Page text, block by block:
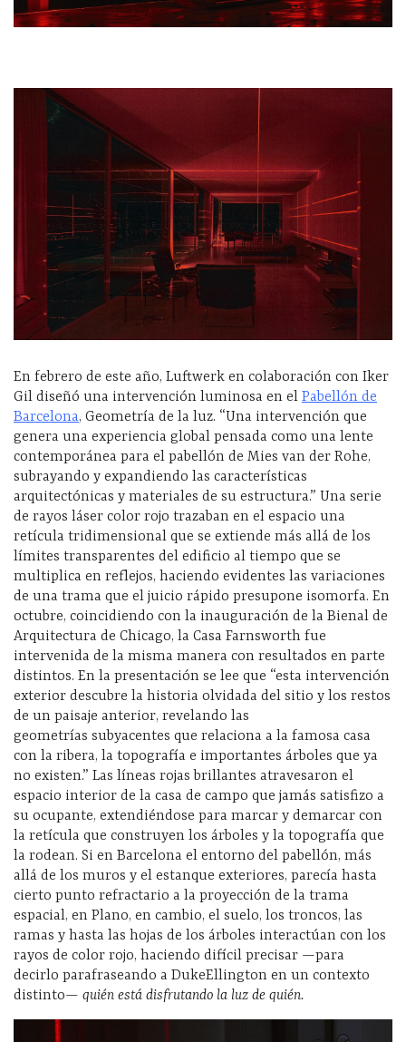
En febrero de este año, Luftwerk en colaboración con Iker
Gil diseñó una intervención luminosa en el Pabellón de
Barcelona, Geometría de la luz. “Una intervención que
genera una experiencia global pensada como una lente
contemporánea para el pabellón de Mies van der Rohe,
subrayando y expandiendo las características
arquitectónicas y materiales de su estructura.” Una serie
de rayos láser color rojo trazaban en el espacio una
retícula tridimensional que se extiende más allá de los
límites transparentes del edificio al tiempo que se
multiplica en reflejos, haciendo evidentes las variaciones
de una trama que el juicio rápido presupone isomorfa. En
octubre, coincidiendo con la inauguración de la Bienal de
Arquitectura de Chicago, la Casa Farnsworth fue
intervenida de la misma manera con resultados en parte
distintos. En la presentación se lee que “esta intervención
exterior descubre la historia olvidada del sitio y los restos
de un paisaje anterior, revelando las
geometrías subyacentes que relaciona a la famosa casa
con la ribera, la topografía e importantes árboles que ya
no existen.” Las líneas rojas brillantes atravesaron el
espacio interior de la casa de campo que jamás satisfizo a
su ocupante, extendiéndose para marcar y demarcar con
la retícula que construyen los árboles y la topografía que
la rodean. Si en Barcelona el entorno del pabellón, más
allá de los muros y el estanque exteriores, parecía hasta
cierto punto refractario a la proyección de la trama
espacial, en Plano, en cambio, el suelo, los troncos, las
ramas y hasta las hojas de los árboles interactúan con los
rayos de color rojo, haciendo difícil precisar —para
decirlo parafraseando a DukeEllington en un contexto
distinto— quién está disfrutando la luz de quién.